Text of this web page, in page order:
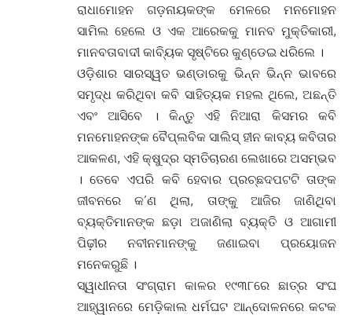
ରାଧାମୋହନ ଗଡ଼ନାୟକଙ୍କ ମେଳରେ ମନମୋହନ
ସାମିଲ ହେଲେ ଓ ଏକ ଆରେକକୁ ମାନବ ମୁକ୍ତିକାରୀ,
ମାନବତାବାଦୀ କାବ୍ୟିକ ସୃଷ୍ଟିରେ କୁଣ୍ଡେଇ ଧରିଲେ ।
ଓଡ଼ିଶାର ସାରସ୍ୱତ ଭଣ୍ଡାରକୁ ଭିନ୍ନ ଭିନ୍ନ ଭାବରେ
ସମୃଦ୍ଧ କରିଥିବା କବି ସାହିତ୍ୟକ ମହଲ ଥିଲେ, ଅଛନ୍ତି
ଏବଂ ଆସିବେ । କିନ୍ତୁ ଏହି ନିଆରା କିସମର କବି
ମନମୋହନଙ୍କ ବୈପ୍ଲବିକ ସାଲିସ୍ ହୀନ କାବ୍ୟ କବିତାର
ଆକଳଣ, ଏହି କ୍ଷୁଦ୍ର ସ୍ମତିଚାରଣ ଲେଖାରେ ଅସମ୍ଭବ
। ତେବେ ଏପରି କବି ହେବାର ପ୍ରଚ୍ଛଦପଟଟି ତାଙ୍କ
ଜୀବନରେ କ’ଣ ଥିଲା, ତାଙ୍କୁ ଆଜିର ଜାଣିଥିବା
ବ୍ୟକ୍ତିମାନଙ୍କ ଛଡ଼ା ଅଜାଣିଲା ବ୍ୟକ୍ତି ଓ ଆଗାମୀ
ପିଢ଼ୀର ନବୀନମାନଙ୍କୁ ଜଣାଇବା ପ୍ରୟୋଜନ
ମନେକରୁଛି ।
ସ୍ୱାଧୀନତା ସଂଗ୍ରାମ କାଳର ୧୯୩୮ରେ ଛାତ୍ର ସଂଘ
ଆହ୍ୱାନରେ ମେଡ଼ିକାଲ ଧର୍ମଘଟ ଆନ୍ଦୋଳନରେ କଟକ